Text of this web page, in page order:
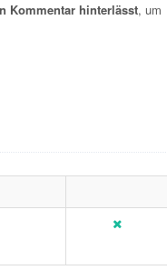
Kommentar hinterlässt, um